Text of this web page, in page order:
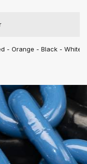
- Orange - Black - White